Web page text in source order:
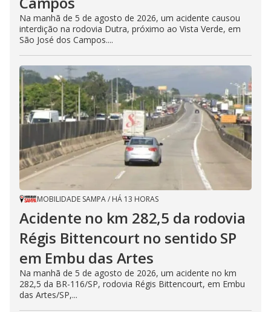
Na manhã de 5 de agosto de 2026, um acidente causou
interdição na rodovia Dutra, próximo ao Vista Verde, em
São José dos Campos....
MOBILIDADE SAMPA/ HÁ 13 HORAS
Acidente no km 282,5 da rodovia
Régis Bittencourt no sentido SP
em Embu das Artes
Na manhã de 5 de agosto de 2026, um acidente no km
282,5 da BR-116/SP, rodovia Régis Bittencourt, em Embu
das Artes/SP,...